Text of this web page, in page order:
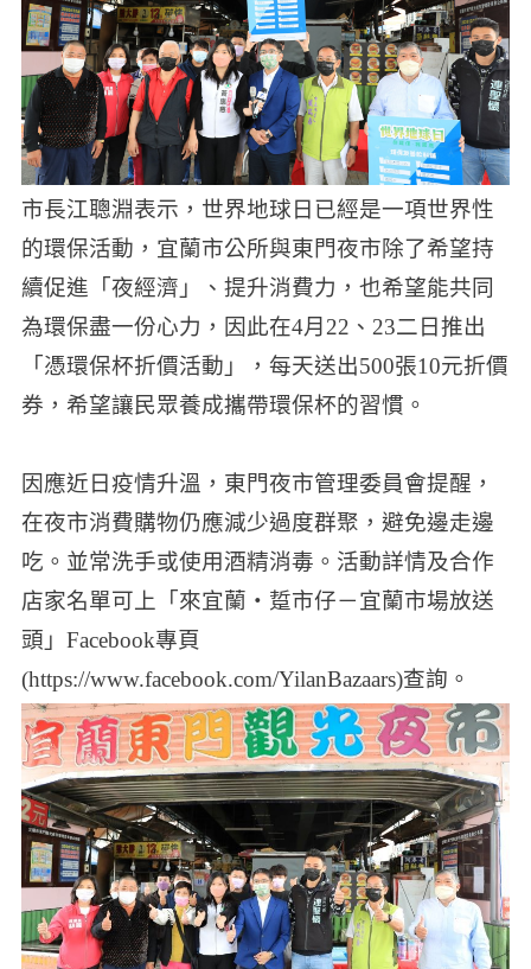
市長江聰淵表示，世界地球日已經是一項世界性
的環保活動，宜蘭市公所與東門夜市除了希望持
續促進「夜經濟」、提升消費力，也希望能共同
為環保盡一份心力，因此在4月22、23二日推出
「憑環保杯折價活動」，每天送出500張10元折價
券，希望讓民眾養成攜帶環保杯的習慣。
因應近日疫情升溫，東門夜市管理委員會提醒，
在夜市消費購物仍應減少過度群聚，避免邊走邊
吃。並常洗手或使用酒精消毒。活動詳情及合作
店家名單可上「來宜蘭‧踅市仔－宜蘭市場放送
頭」Facebook專頁
(https://www.facebook.com/YilanBazaars)查詢。